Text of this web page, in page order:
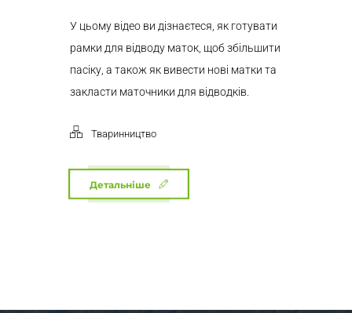
У цьому відео ви дізнаєтеся, як готувати
рамки для відводу маток, щоб збільшити
пасіку, а також як вивести нові матки та
закласти маточники для відводків.
Тваринництво
Детальніше